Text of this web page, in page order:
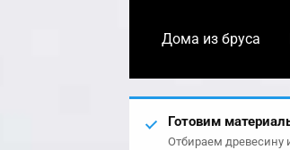
Дома из бруса
Готовим
Отбираем древесину